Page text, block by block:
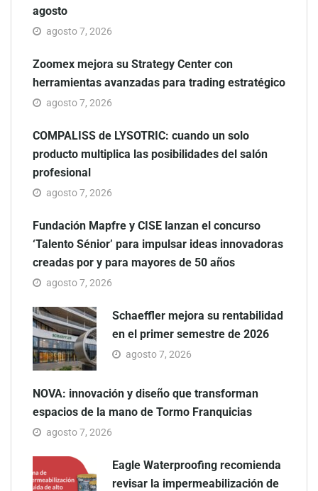
agosto
agosto 7, 2026
Zoomex mejora su Strategy Center con
herramientas avanzadas para trading estratégico
agosto 7, 2026
COMPALISS de LYSOTRIC: cuando un solo
producto multiplica las posibilidades del salón
profesional
agosto 7, 2026
Fundación Mapfre y CISE lanzan el concurso
‘Talento Sénior’ para impulsar ideas innovadoras
creadas por y para mayores de 50 años
agosto 7, 2026
Schaeffler mejora su rentabilidad
en el primer semestre de 2026
agosto 7, 2026
NOVA: innovación y diseño que transforman
espacios de la mano de Tormo Franquicias
agosto 7, 2026
Eagle Waterproofing recomienda
revisar la impermeabilización de